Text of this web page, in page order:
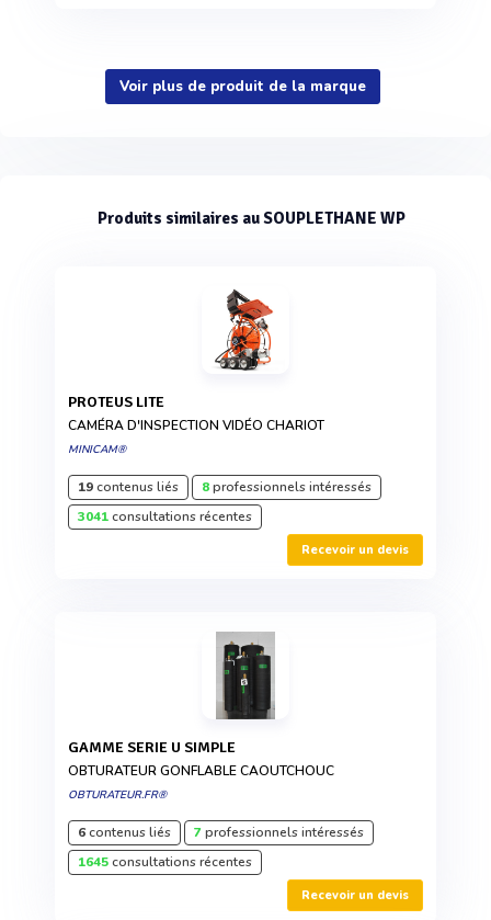
Voir plus de produit de la marque
Produits similaires au SOUPLETHANE WP
PROTEUS LITE
CAMÉRA D'INSPECTION VIDÉO CHARIOT
MINICAM®
19contenus liés 8professionnels intéressés
3041consultations récentes
Recevoir un devis
GAMME SERIE U SIMPLE
OBTURATEUR GONFLABLE CAOUTCHOUC
OBTURATEUR.FR®
6contenus liés 7professionnels intéressés
1645consultations récentes
Recevoir un devis